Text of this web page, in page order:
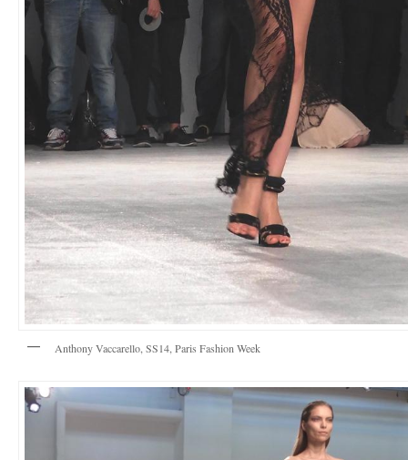
Anthony Vaccarello, SS14, Paris Fashion Week